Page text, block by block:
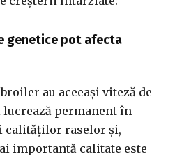
genetice pot afecta
au aceeași viteză de
permanent în
calităților raselor și,
importantă calitate este